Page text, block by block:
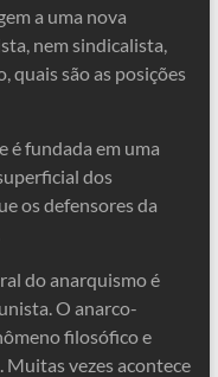
a uma nova
nem sindicalista,
quais são as posições
é fundada em uma
dos
os defensores da
do anarquismo é
O anarco-
filosófico e
vezes acontece